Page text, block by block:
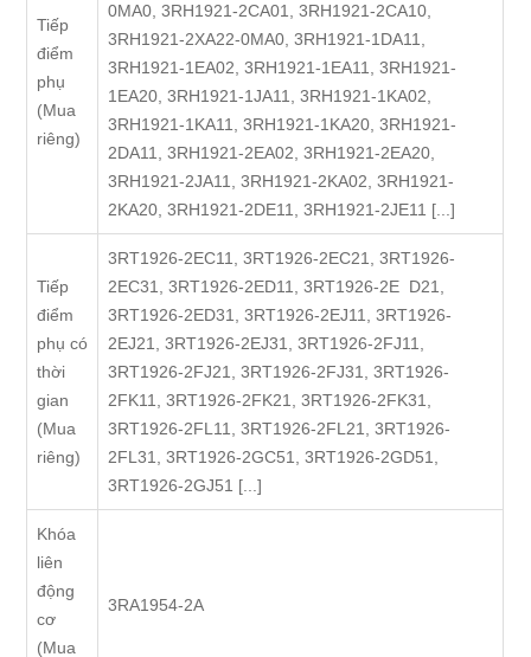
Tiếp
điểm
phụ
(Mua
riêng)
0MA0, 3RH1921-2CA01, 3RH1921-2CA10,
3RH1921-2XA22-0MA0, 3RH1921-1DA11,
3RH1921-1EA02, 3RH1921-1EA11, 3RH1921-
1EA20, 3RH1921-1JA11, 3RH1921-1KA02,
3RH1921-1KA11, 3RH1921-1KA20, 3RH1921-
2DA11, 3RH1921-2EA02, 3RH1921-2EA20,
3RH1921-2JA11, 3RH1921-2KA02, 3RH1921-
2KA20, 3RH1921-2DE11, 3RH1921-2JE11 [...]
Tiếp
điểm
phụ có
thời
gian
(Mua
riêng)
3RT1926-2EC11, 3RT1926-2EC21, 3RT1926-
2EC31, 3RT1926-2ED11, 3RT1926-2E D21,
3RT1926-2ED31, 3RT1926-2EJ11, 3RT1926-
2EJ21, 3RT1926-2EJ31, 3RT1926-2FJ11,
3RT1926-2FJ21, 3RT1926-2FJ31, 3RT1926-
2FK11, 3RT1926-2FK21, 3RT1926-2FK31,
3RT1926-2FL11, 3RT1926-2FL21, 3RT1926-
2FL31, 3RT1926-2GC51, 3RT1926-2GD51,
3RT1926-2GJ51 [...]
Khóa
liên
động
cơ
(Mua
3RA1954-2A